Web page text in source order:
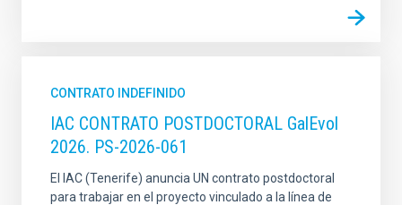
CONTRATO INDEFINIDO
IAC CONTRATO POSTDOCTORAL GalEvol
2026. PS-2026-061
El IAC (Tenerife) anuncia UN contrato postdoctoral
para trabajar en el proyecto vinculado a la línea de